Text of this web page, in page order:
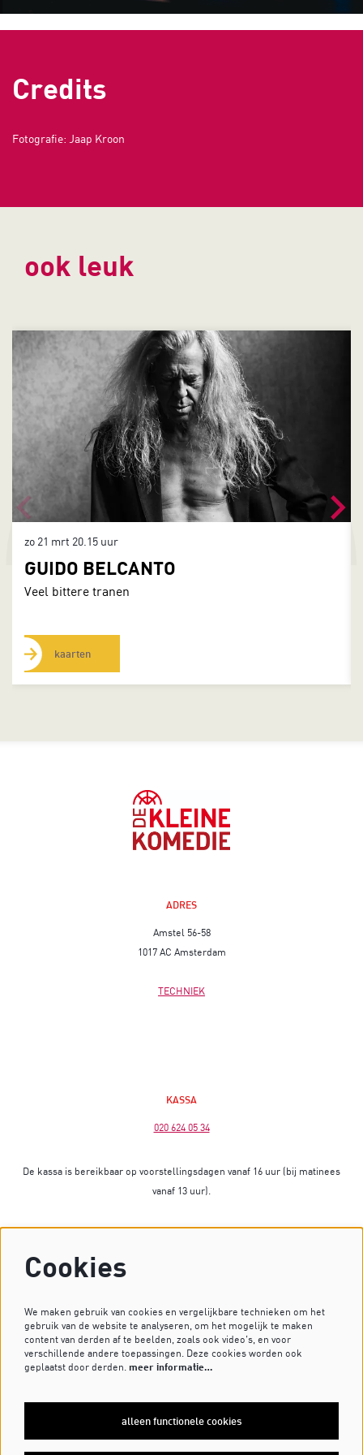
Credits
Fotografie: Jaap Kroon
ook leuk
GUIDO BELCANTO
Veel bittere tranen
zo 21 mrt 20.15 uur
kaarten
ADRES
Amstel 56-58
1017 AC Amsterdam
TECHNIEK
KASSA
020 624 05 34
De kassa is bereikbaar op voorstellingsdagen vanaf 16 uur (bij matinees
vanaf 13 uur).
Heb je vragen? Stuur dan een mailtje naar
VOLG ONS OP
MELD JE AAN VOOR DE NIEUWSBRIEF
Cookies
We maken gebruik van cookies en vergelijkbare technieken om het
gebruik van de website te analyseren, om het mogelijk te maken
content van derden af te beelden, zoals ook video’s, en voor
verschillende andere toepassingen. Deze cookies worden ook
geplaatst door derden. meer informatie…
alleen functionele cookies